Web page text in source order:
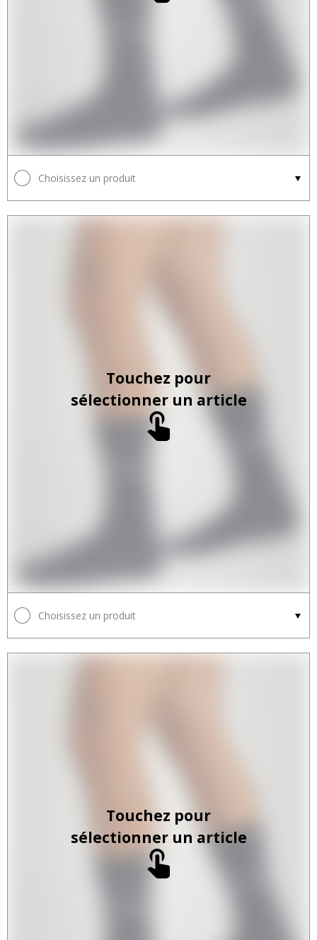
Choisissez un produit
Touchez pour
sélectionner un article
Choisissez un produit
Touchez pour
sélectionner un article